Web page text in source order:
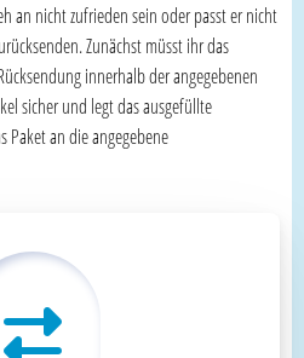
an nicht zufrieden sein oder passt er nicht
Zunächst müsst ihr das
innerhalb der angegebenen
sicher und legt das ausgefüllte
Paket an die angegebene